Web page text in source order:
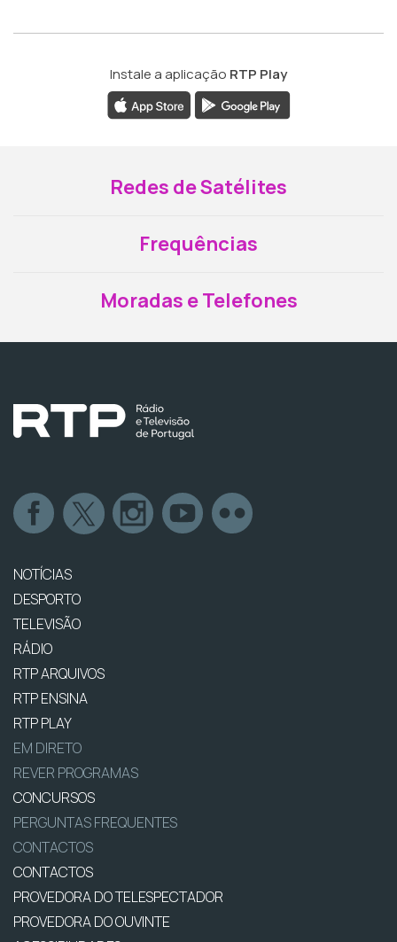
Instale a aplicação RTP Play
Redes de Satélites
Frequências
Moradas e Telefones
NOTÍCIAS
DESPORTO
TELEVISÃO
RÁDIO
RTP ARQUIVOS
RTP ENSINA
RTP PLAY
EM DIRETO
REVER PROGRAMAS
CONCURSOS
PERGUNTAS FREQUENTES
CONTACTOS
CONTACTOS
PROVEDORA DO TELESPECTADOR
PROVEDORA DO OUVINTE